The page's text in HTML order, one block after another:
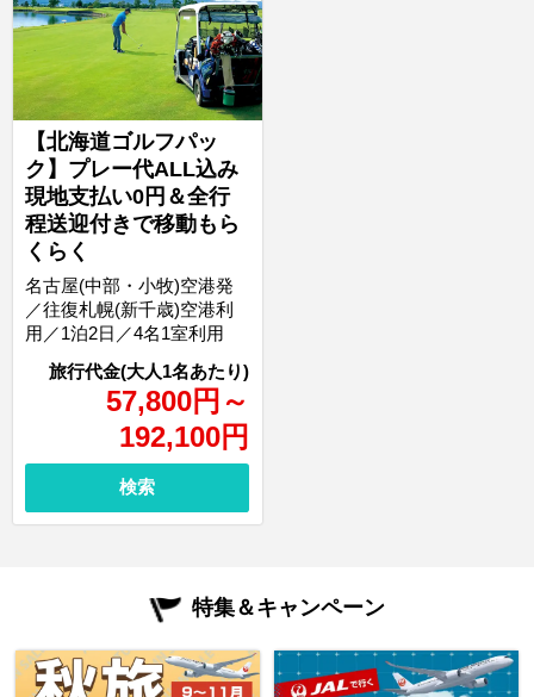
【北海道ゴルフパッ
ク】プレー代ALL込み
現地支払い0円＆全行
程送迎付きで移動もら
くらく
57,800円 ～
192,100円
名古屋(中部・小牧)空港発
／往復札幌(新千歳)空港利
用／1泊2日／4名1室利用
検索
特集＆キャンペーン